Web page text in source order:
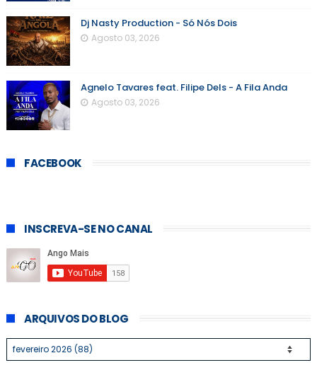
Dj Nasty Production - Só Nós Dois
Agosto 03, 2026
Agnelo Tavares feat. Filipe Dels - A Fila Anda
Agosto 03, 2026
FACEBOOK
INSCREVA-SE NO CANAL
ARQUIVOS DO BLOG